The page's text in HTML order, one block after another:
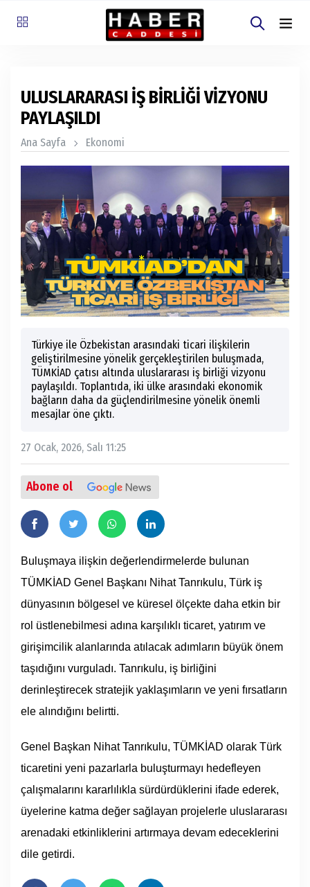
ULUSLARARASI İŞ BİRLİĞİ VİZYONU
PAYLAŞILDI
Ana Sayfa Ekonomi
Türkiye ile Özbekistan arasındaki ticari ilişkilerin
geliştirilmesine yönelik gerçekleştirilen buluşmada,
TÜMKİAD çatısı altında uluslararası iş birliği vizyonu
paylaşıldı. Toplantıda, iki ülke arasındaki ekonomik
bağların daha da güçlendirilmesine yönelik önemli
mesajlar öne çıktı.
27 Ocak, 2026, Salı 11:25
Abone ol
Buluşmaya ilişkin değerlendirmelerde bulunan
TÜMKİAD Genel Başkanı Nihat Tanrıkulu, Türk iş
dünyasının bölgesel ve küresel ölçekte daha etkin bir
rol üstlenebilmesi adına karşılıklı ticaret, yatırım ve
girişimcilik alanlarında atılacak adımların büyük önem
taşıdığını vurguladı. Tanrıkulu, iş birliğini
derinleştirecek stratejik yaklaşımların ve yeni fırsatların
ele alındığını belirtti.
Genel Başkan Nihat Tanrıkulu, TÜMKİAD olarak Türk
ticaretini yeni pazarlarla buluşturmayı hedefleyen
çalışmalarını kararlılıkla sürdürdüklerini ifade ederek,
üyelerine katma değer sağlayan projelerle uluslararası
arenadaki etkinliklerini artırmaya devam edeceklerini
dile getirdi.